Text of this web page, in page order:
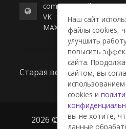
commerce-college.ru
VK
MAX
Старая версия сайта
2026 © ГАПОУ ПО
Наш сайт
файлы cookies,
улучшить
повысить
сайта.
сайтом, вы
cookies и
вы не хотите,
данные